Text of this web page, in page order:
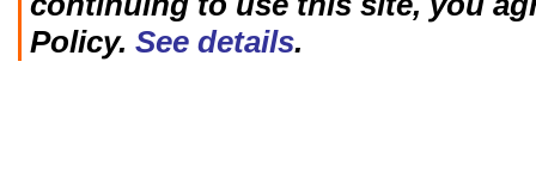
Policy. See details.